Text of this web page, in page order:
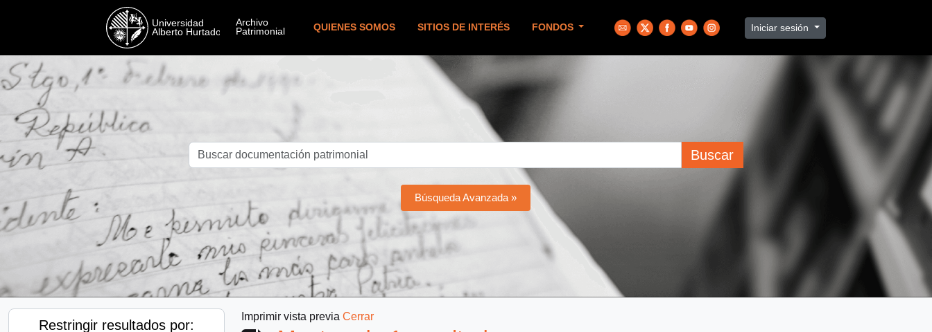
QUIENES SOMOS SITIOS DE INTERÉS FONDOS Iniciar sesión
Buscar
Búsqueda Avanzada »
Restringir resultados por:
Imprimir vista previa Cerrar